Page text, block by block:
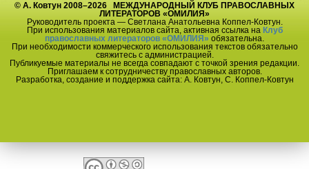
© А. Ковтун 2008–2026 МЕЖДУНАРОДНЫЙ КЛУБ ПРАВОСЛАВНЫХ
ЛИТЕРАТОРОВ «ОМИЛИЯ»
Руководитель проекта — Светлана Анатольевна Коппел-Ковтун.
При использования материалов сайта, активная ссылка на Клуб
православных литераторов «ОМИЛИЯ» обязательна.
При необходимости коммерческого использования текстов обязательно
свяжитесь с администрацией.
Публикуемые материалы не всегда совпадают с точкой зрения редакции.
Приглашаем к сотрудничеству православных авторов.
Разработка, создание и поддержка сайта: А. Ковтун, С. Коппел-Ковтун